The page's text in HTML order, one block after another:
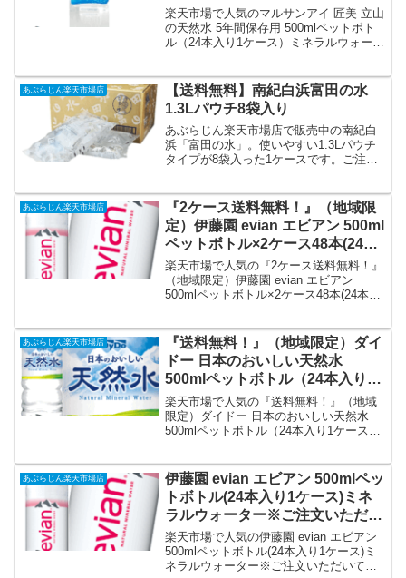
ォーター 長期保存 硬水※ご注文
いただいてから4日～14日の間に
発送いたします。/ot｜価格・送
楽天市場で人気のマルサンアイ 匠美 立山
の天然水 5年間保存用 500mlペットボト
ル（24本入り1ケース）ミネラルウォータ
徹底解説。あぶらじん楽天市場店から
2,894円で販売中（送料別・ポイント1
倍）。実ユーザーレビュー0件・平均評価
0の商品情報・購入方法まとめ。
あぶらじん楽天市場店
【送料無料】南紀白浜富田の水
1.3Lパウチ8袋入り
あぶらじん楽天市場店で販売中の南紀白
浜「富田の水」。使いやすい1.3Lパウチ
タイプが8袋入った1ケースです。ご注文
あぶらじん楽天市場店
『2ケース送料無料！』（地域限
定）伊藤園 evian エビアン 500ml
ペットボトル×2ケース48本(24本
入り1ケース)ミネラルウォーター
※ご注文いただいてから4日〜14
日の間に発送いたします。/uy｜
楽天市場で人気の『2ケース送料無料！』
（地域限定）伊藤園 evian エビアン
500mlペットボトル×2ケース48本(24本入
します。/uy/を徹底解説。あぶらじん楽天
市場店から6,715円で販売中（送料込み・
ポイント1倍）。実ユーザーレビュー0
件・平均評価0の商品情報・購入方法まと
め。
あぶらじん楽天市場店
『送料無料！』（地域限定）ダイ
ドー 日本のおいしい天然水
500mlペットボトル（24本入り1
ケース）ナチュラルミネラルウォ
ーター 天然水 水※ご注文いた
だいてから4日〜14日の間に発送
イント還元まとめ
楽天市場で人気の『送料無料！』（地域
限定）ダイドー 日本のおいしい天然水
500mlペットボトル（24本入り1ケース）
に発送いたします。/ot/を徹底解説。あぶ
らじん楽天市場店から2,548円で販売中
（送料込み・ポイント1倍）。実ユーザー
レビュー0件・平均評価0の商品情報・購
入方法まとめ。
あぶらじん楽天市場店
伊藤園 evian エビアン 500mlペッ
トボトル(24本入り1ケース)ミネ
ラルウォーター※ご注文いただい
てから4日〜14日の間に発送いた
します。/uy｜価格・送料・ポイ
ント還元まとめ
楽天市場で人気の伊藤園 evian エビアン
500mlペットボトル(24本入り1ケース)ミ
ネラルウォーター※ご注文いただいてか